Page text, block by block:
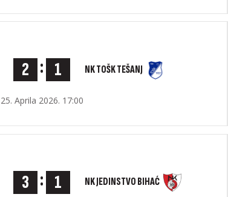
2 : 1 NK TOŠK TEŠANJ
25. Aprila 2026. 17:00
3 : 1 NK JEDINSTVO BIHAĆ